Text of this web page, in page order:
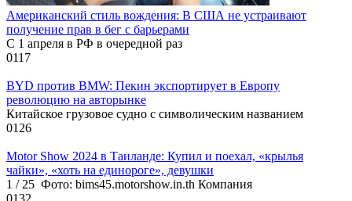
Американский стиль вождения: В США не устраивают
получение прав в бег с барьерами
С 1 апреля в РФ в очередной раз
0117
BYD против BMW: Пекин экспортирует в Европу
революцию на авторынке
Китайское грузовое судно с символическим названием
0126
Motor Show 2024 в Таиланде: Купил и поехал, «крылья
чайки», «хоть на единороге», девушки
1 / 25 Фото: bims45.motorshow.in.th Компания